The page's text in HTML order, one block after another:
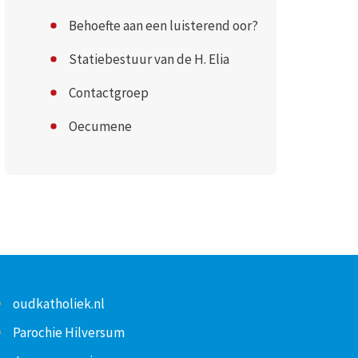
Behoefte aan een luisterend oor?
Statiebestuur van de H. Elia
Contactgroep
Oecumene
oudkatholiek.nl
Parochie Hilversum